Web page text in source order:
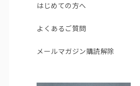
はじめての方へ
よくあるご質問
メールマガジン購読解除